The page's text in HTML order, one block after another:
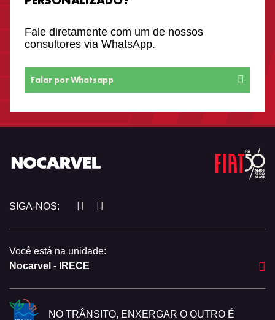
Fale diretamente com um de nossos
consultores via WhatsApp.
Falar por Whatsapp
SIGA-NOS:
Você está na unidade:
Nocarvel - IRECE
NO TRÂNSITO, ENXERGAR O OUTRO É